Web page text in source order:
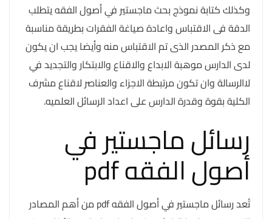
وكذلك كتابة نموذج بحث ماجستير في أصول الفقه يتطلب
الدقة فى الاقتباس واعادة صياغة الفقرات بطريقة مناسبة
مع ذكر المصدر الذى تم الاقتباس منه وأيضا يجب ان يكون
لدى الدارس موهبة الابداع والاقناع والابتكار والتجديد في
لاالرسالة وان تكون مرتبطة الاجزاء والعناصر لاقناع مشرف
الكلية بقوة وقدرة الدارس على اعداد الرسائل العلميه.
رسائل ماجستير في
أصول الفقه pdf
تُعد رسائل ماجستير في أصول الفقه pdf من أهم المصادر